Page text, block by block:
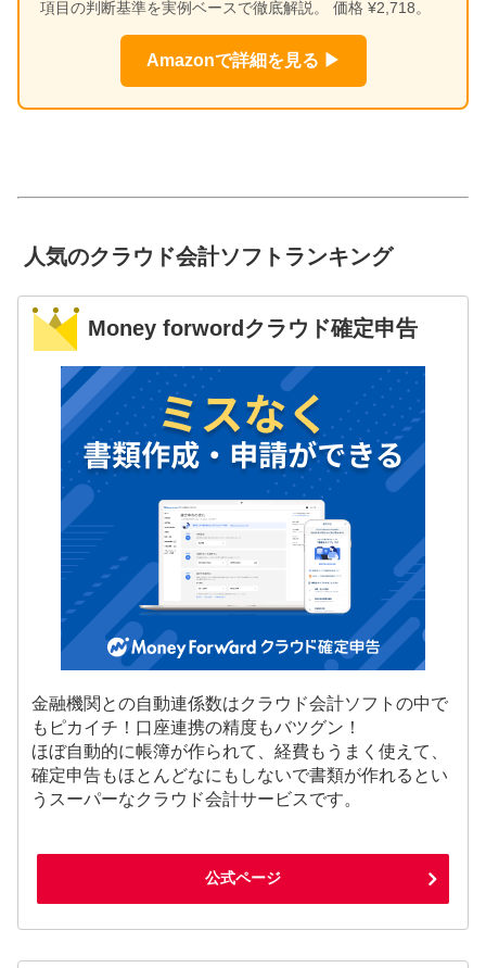
項目の判断基準を実例ベースで徹底解説。 価格 ¥2,718。
Amazonで詳細を見る ▶
人気のクラウド会計ソフトランキング
Money forwordクラウド確定申告
金融機関との自動連係数はクラウド会計ソフトの中で
もピカイチ！口座連携の精度もバツグン！
ほぼ自動的に帳簿が作られて、経費もうまく使えて、
確定申告もほとんどなにもしないで書類が作れるとい
うスーパーなクラウド会計サービスです。
公式ページ